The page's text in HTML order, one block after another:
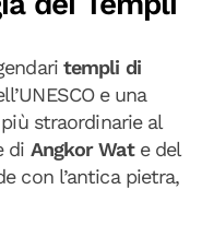
templi di
e una
straordinarie al
di Angkor Wate del
con l’antica pietra,